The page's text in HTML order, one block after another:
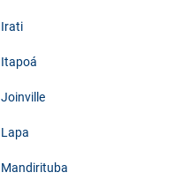
Irati
Itapoá
Joinville
Lapa
Mandirituba